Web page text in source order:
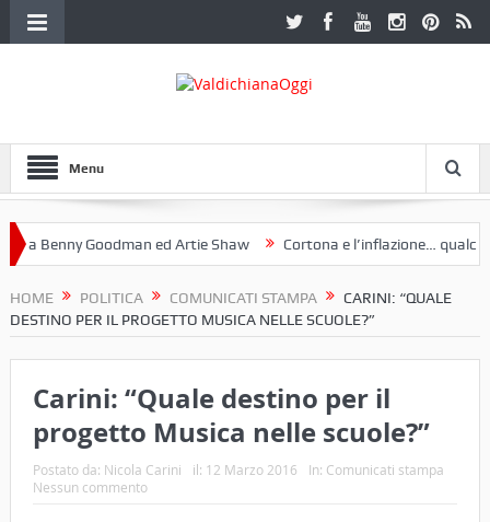
Menu
Benny Goodman ed Artie Shaw Cortona e l’inflazione… qualche
HOME POLITICA COMUNICATI STAMPA
CARINI: “QUALE
DESTINO PER IL PROGETTO MUSICA NELLE SCUOLE?”
Carini: “Quale destino per il
progetto Musica nelle scuole?”
Postato da: Nicola Carini il: 12 Marzo 2016 In: Comunicati stampa
Nessun commento